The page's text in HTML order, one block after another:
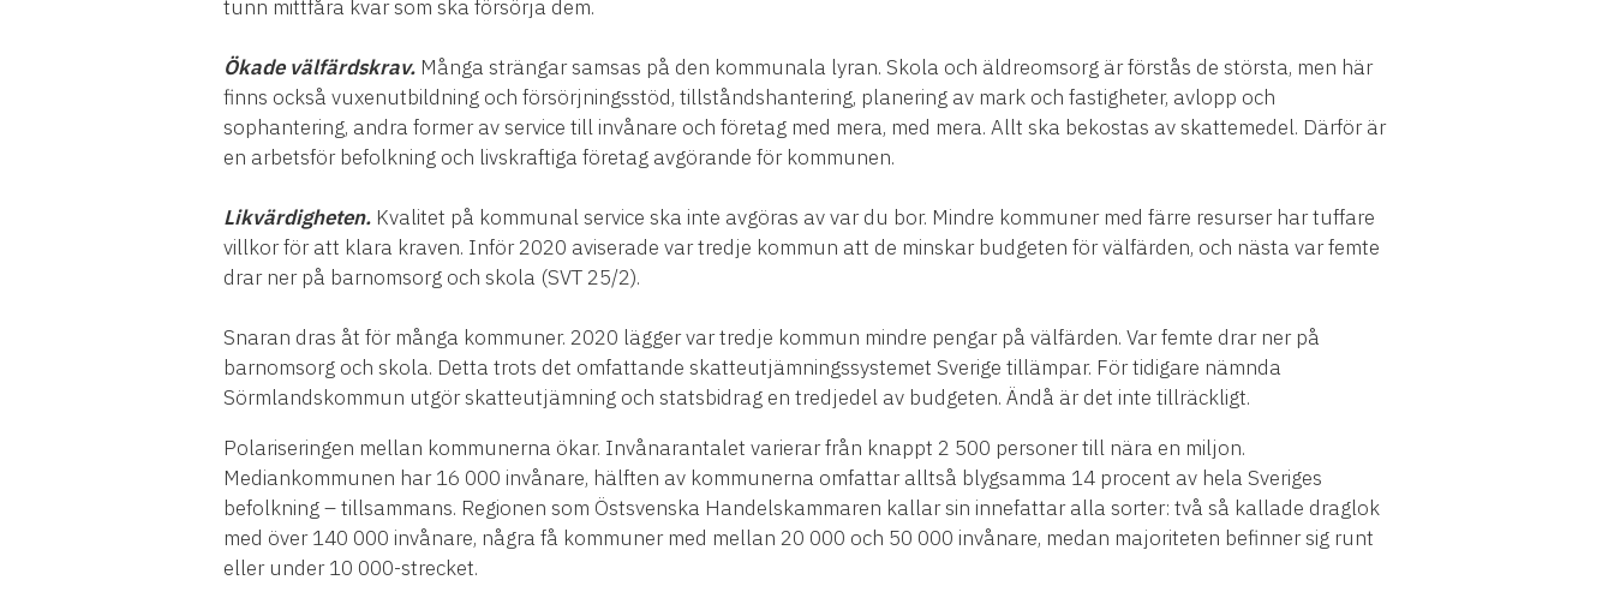
tunn mittfåra kvar som ska försörja dem.
Ökade välfärdskrav. Många strängar samsas på den kommunala lyran. Skola och äldreomsorg är förstås de största, men här
finns också vuxenutbildning och försörjningsstöd, tillståndshantering, planering av mark och fastigheter, avlopp och
sophantering, andra former av service till invånare och företag med mera, med mera. Allt ska bekostas av skattemedel. Därför är
en arbetsför befolkning och livskraftiga företag avgörande för kommunen.
Likvärdigheten. Kvalitet på kommunal service ska inte avgöras av var du bor. Mindre kommuner med färre resurser har tuffare
villkor för att klara kraven. Inför 2020 aviserade var tredje kommun att de minskar budgeten för välfärden, och nästa var femte
drar ner på barnomsorg och skola (SVT 25/2).
Snaran dras åt för många kommuner. 2020 lägger var tredje kommun mindre pengar på välfärden. Var femte drar ner på
barnomsorg och skola. Detta trots det omfattande skatteutjämningssystemet Sverige tillämpar. För tidigare nämnda
Sörmlandskommun utgör skatteutjämning och statsbidrag en tredjedel av budgeten. Ändå är det inte tillräckligt.
Polariseringen mellan kommunerna ökar. Invånarantalet varierar från knappt 2 500 personer till nära en miljon.
Mediankommunen har 16 000 invånare, hälften av kommunerna omfattar alltså blygsamma 14 procent av hela Sveriges
befolkning – tillsammans. Regionen som Östsvenska Handelskammaren kallar sin innefattar alla sorter: två så kallade draglok
med över 140 000 invånare, några få kommuner med mellan 20 000 och 50 000 invånare, medan majoriteten befinner sig runt
eller under 10 000-strecket.